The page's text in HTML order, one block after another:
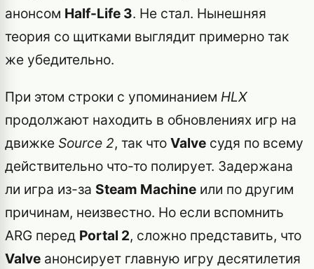
анонсом Half-Life 3. Не стал. Нынешняя
теория со щитками выглядит примерно так
же убедительно.
При этом строки с упоминанием HLX
продолжают находить в обновлениях игр на
движке Source 2, так что Valve судя по всему
действительно что-то полирует. Задержана
ли игра из-за Steam Machine или по другим
причинам, неизвестно. Но если вспомнить
ARG перед Portal 2, сложно представить, что
Valve анонсирует главную игру десятилетия